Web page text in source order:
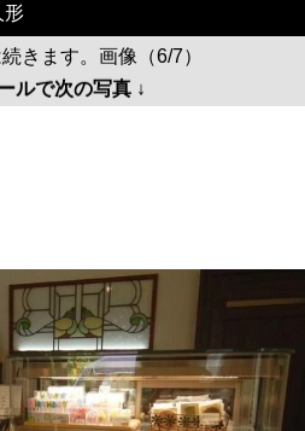
形
きます。画像（6/7）
ルで次の写真 ↓